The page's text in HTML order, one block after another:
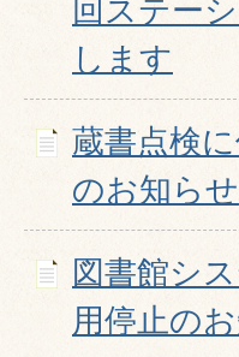
回ステー
します
蔵書点検
のお知らせ
図書館シ
用停止の